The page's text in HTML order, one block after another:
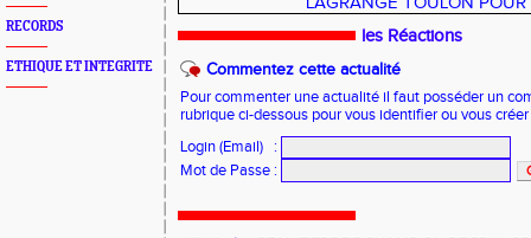
RECORDS
ETHIQUE ET INTEGRITE
les Réactions
Commentez cette actualité
Pour commenter une actualité il faut posséder un
rubrique ci-dessous pour vous identifier ou vous
Login (Email)
:
Mot de Passe :